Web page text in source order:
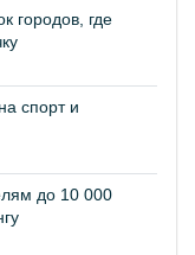
городов, где
спорт и
до 10 000